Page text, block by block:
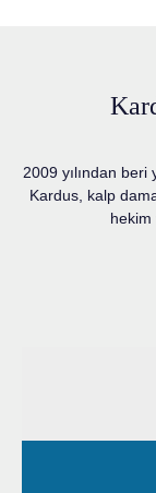
2009 yılından
Kardus, kalp